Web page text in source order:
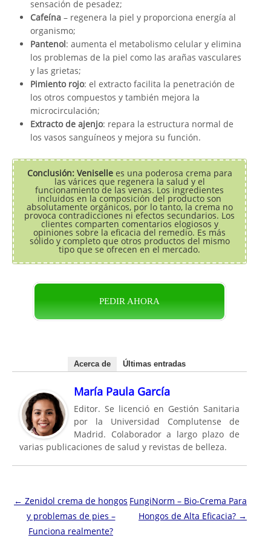
sensación de pesadez;
Cafeína – regenera la piel y proporciona energía al
organismo;
Pantenol: aumenta el metabolismo celular y elimina
los problemas de la piel como las arañas vasculares
y las grietas;
Pimiento rojo: el extracto facilita la penetración de
los otros compuestos y también mejora la
microcirculación;
Extracto de ajenjo: repara la estructura normal de
los vasos sanguíneos y mejora su función.
Conclusión: Venisellees una poderosa crema para
las várices que regenera la salud y el
funcionamiento de las venas. Los ingredientes
incluidos en la composición del producto son
absolutamente orgánicos, por lo tanto, la crema no
provoca contradicciones ni efectos secundarios. Los
clientes comparten comentarios elogiosos y
opiniones sobre la eficacia del remedio. Es más
sólido y completo que otros productos del mismo
tipo que se ofrecen en el mercado.
PEDIR AHORA
Acerca de Últimas entradas
María Paula García
Editor. Se licenció en Gestión Sanitaria
por la Universidad Complutense de
Madrid. Colaborador a largo plazo de
varias publicaciones de salud y revistas de belleza.
Navegación de entradas
← Zenidol crema de hongos
y problemas de pies –
Funciona realmente?
FungiNorm – Bio-Crema Para
Hongos de Alta Eficacia? →